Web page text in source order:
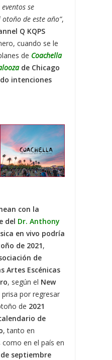
eventos se
de este año”,
Q KQPS
cuando se le
de Coachella
de Chicago
intenciones
con la
del Dr. Anthony
en vivo podría
de 2021,
de
Artes Escénicas
, según el New
prisa por regresar
de 2021
de
, tanto en
como en el país en
septiembre